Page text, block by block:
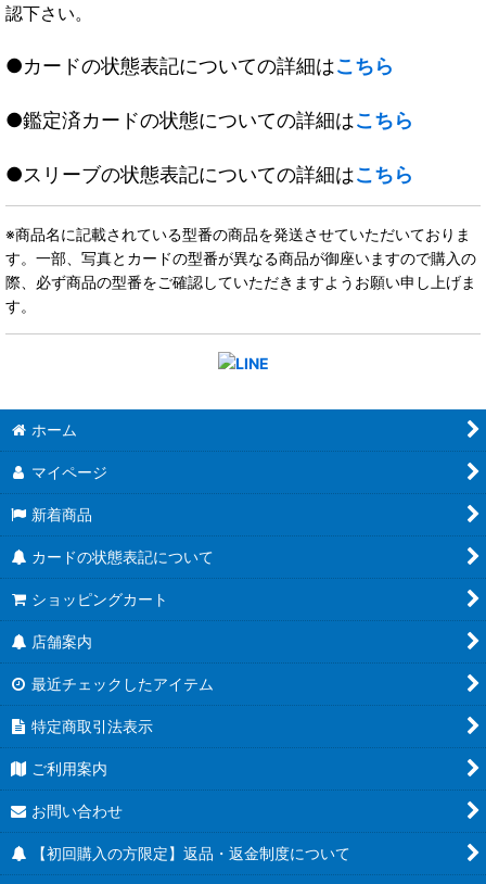
認下さい。
●カードの状態表記についての詳細はこちら
●鑑定済カードの状態についての詳細はこちら
●スリーブの状態表記についての詳細はこちら
※商品名に記載されている型番の商品を発送させていただいておりま
す。一部、写真とカードの型番が異なる商品が御座いますので購入の
際、必ず商品の型番をご確認していただきますようお願い申し上げま
す。
ホーム
マイページ
新着商品
カードの状態表記について
ショッピングカート
店舗案内
最近チェックしたアイテム
特定商取引法表示
ご利用案内
お問い合わせ
【初回購入の方限定】返品・返金制度について